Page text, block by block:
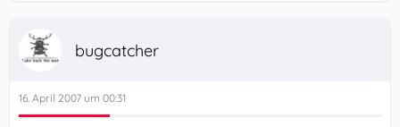
bugcatcher
16. April 2007 um 00:31